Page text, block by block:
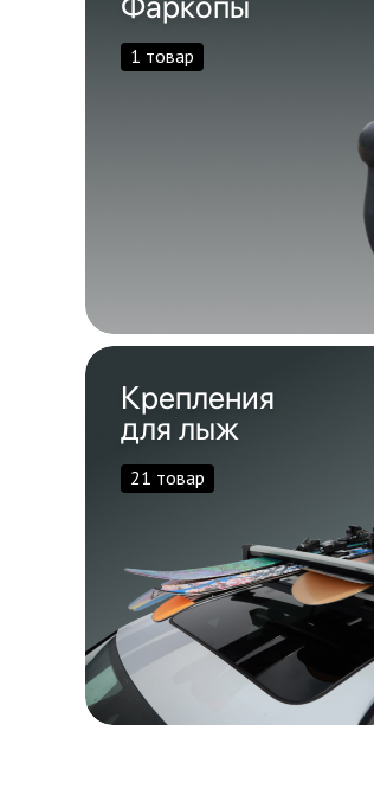
1 товар
Крепления
для лыж
21 товар